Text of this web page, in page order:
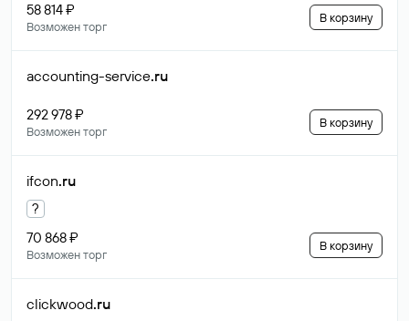
58 814 ₽
Возможен торг
В корзину
accounting-service.ru
292 978 ₽
Возможен торг
В корзину
ifcon.ru
?
70 868 ₽
Возможен торг
В корзину
clickwood.ru